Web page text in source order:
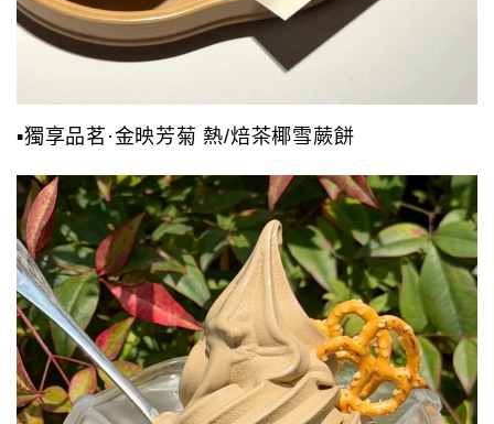
▪️獨享品茗·金映芳菊 熱/焙茶椰雪蕨餅